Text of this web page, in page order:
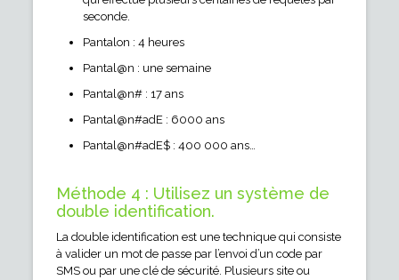
seconde.
Pantalon : 4 heures
Pantal@n : une semaine
Pantal@n# : 17 ans
Pantal@n#adE : 6000 ans
Pantal@n#adE$ : 400 000 ans…
Méthode 4 : Utilisez un système de
double identification.
La double identification est une technique qui consiste
à valider un mot de passe par l’envoi d’un code par
SMS ou par une clé de sécurité. Plusieurs site ou